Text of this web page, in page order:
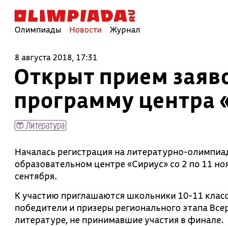
Олимпиады Новости Журнал
8 августа 2018, 17:31
Открыт прием
программу центра
Литература
Началась регистрация на литературно-
образовательном центре «Сириус» со 2 по 11
сентября.
К участию приглашаются школьники 10-11
победители и призеры регионального этапа
литературе, не принимавшие участия в финале.